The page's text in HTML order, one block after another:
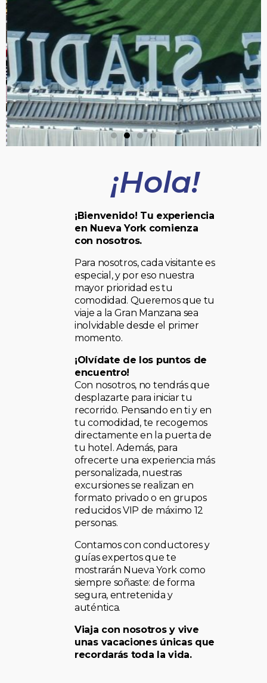
¡Hola!
¡Bienvenido! Tu experiencia
en Nueva York comienza
con nosotros.
Para nosotros, cada visitante es
especial, y por eso nuestra
mayor prioridad es tu
comodidad. Queremos que tu
viaje a la Gran Manzana sea
inolvidable desde el primer
momento.
¡Olvídate de los puntos de
encuentro!
Con nosotros, no tendrás que
desplazarte para iniciar tu
recorrido. Pensando en ti y en
tu comodidad, te recogemos
directamente en la puerta de
tu hotel. Además, para
ofrecerte una experiencia más
personalizada, nuestras
excursiones se realizan en
formato privado o en grupos
reducidos VIP de máximo 12
personas.
Contamos con conductores y
guías expertos que te
mostrarán Nueva York como
siempre soñaste: de forma
segura, entretenida y
auténtica.
Viaja con nosotros y vive
unas vacaciones únicas que
recordarás toda la vida.